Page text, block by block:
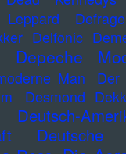
Delfonic
Depeche
Man
Der
Desmond
Deutsch-
Deutsche